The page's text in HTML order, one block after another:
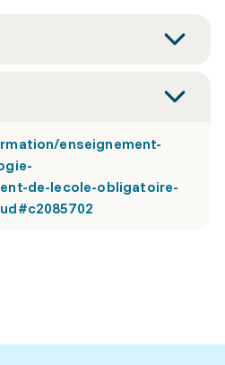
enseignement-
de-lecole-obligatoire-